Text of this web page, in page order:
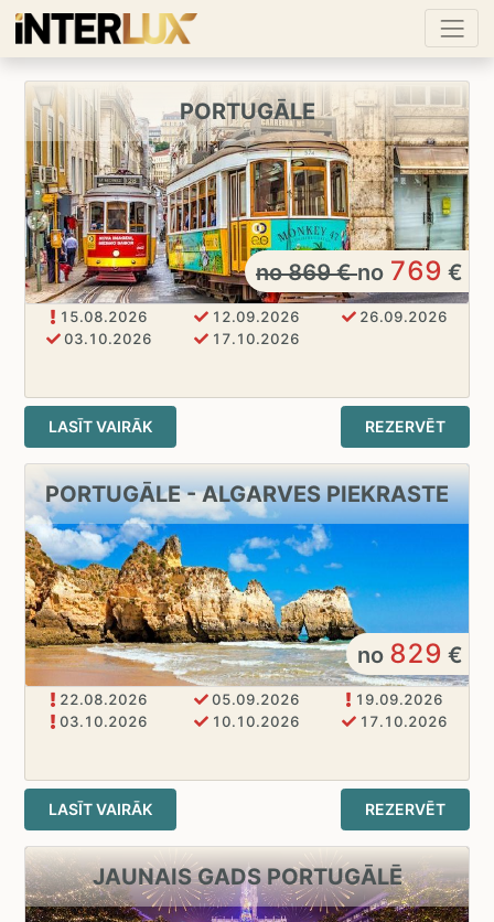
PORTUGĀLE
no869€no 769 €
15.08.2026 12.09.2026
26.09.2026
03.10.2026
17.10.2026
LASĪT VAIRĀK REZERVĒT
PORTUGĀLE - ALGARVES PIEKRASTE
no 829 €
22.08.2026 05.09.2026
19.09.2026
03.10.2026
10.10.2026 17.10.2026
LASĪT VAIRĀK REZERVĒT
JAUNAIS GADS PORTUGĀLĒ